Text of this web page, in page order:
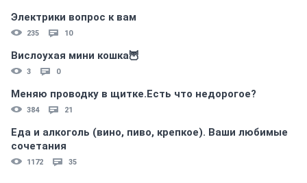
Электрики вопрос к вам
235 10
Вислоухая мини кошка🦉
3 0
Меняю проводку в щитке.Есть что недорогое?
384 21
Еда и алкоголь (вино, пиво, крепкое). Ваши любимые
сочетания
1172 35